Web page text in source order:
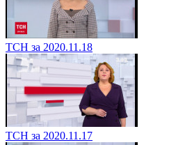
ТСН за 2020.11.18
ТСН за 2020.11.17